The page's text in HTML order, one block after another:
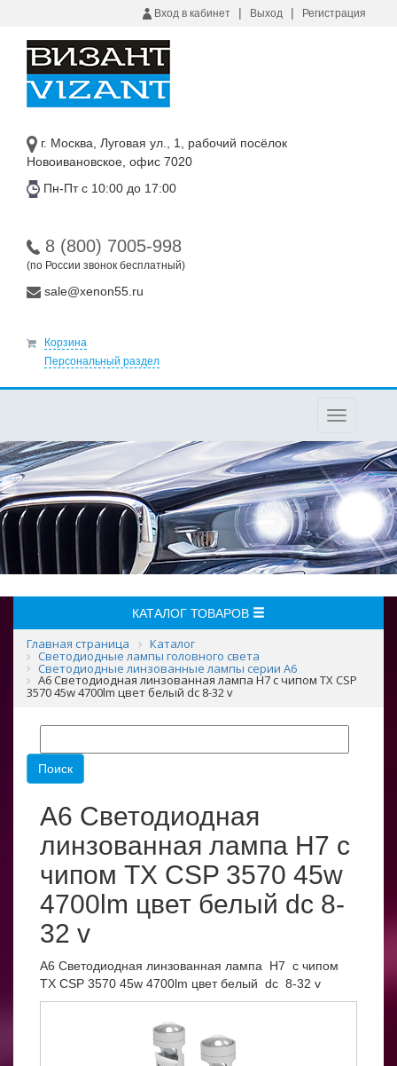
Вход в кабинет | Выход | Регистрация
г. Москва, Луговая ул., 1, рабочий посёлок
Новоивановское, офис 7020
Пн-Пт с 10:00 до 17:00
8 (800) 7005-998
(по России звонок бесплатный)
sale@xenon55.ru
Корзина
Персональный раздел
Toggle
КАТАЛОГ ТОВАРОВ
Главная страница Каталог
Светодиодные лампы головного света
Светодиодные линзованные лампы серии A6
A6 Светодиодная линзованная лампа H7 с чипом TX CSP
3570 45w 4700lm цвет белый dc 8-32 v
A6 Светодиодная
линзованная лампа H7 с
чипом TX CSP 3570 45w
4700lm цвет белый dc 8-
32 v
A6 Светодиодная линзованная лампа H7 с чипом
TX CSP 3570 45w 4700lm цвет белый dc 8-32 v